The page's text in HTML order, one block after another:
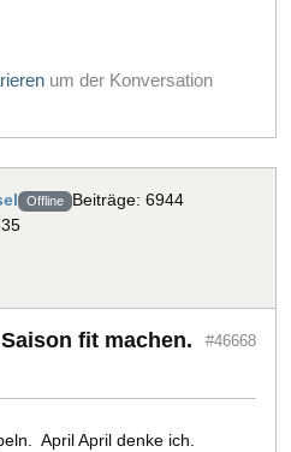
um der Konversation
Offline Beiträge: 6944
fit machen. #46668
April April denke ich.